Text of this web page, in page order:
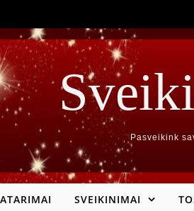
Pasveikink
SVEIKINIMAI